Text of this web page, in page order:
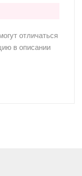
отличаться
в описании